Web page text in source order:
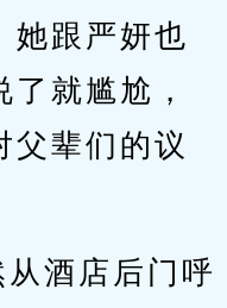
她跟严妍也
就尴尬，
父辈们的议
酒店后门呼